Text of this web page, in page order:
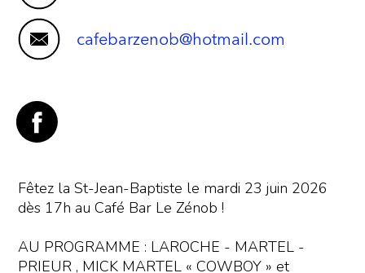
Fêtez la St-Jean-Baptiste le mardi 23 juin 2026
dès 17h au Café Bar Le Zénob !
AU PROGRAMME : LAROCHE - MARTEL -
PRIEUR , MICK MARTEL « COWBOY » et
cafebarzenob@hotmail.com